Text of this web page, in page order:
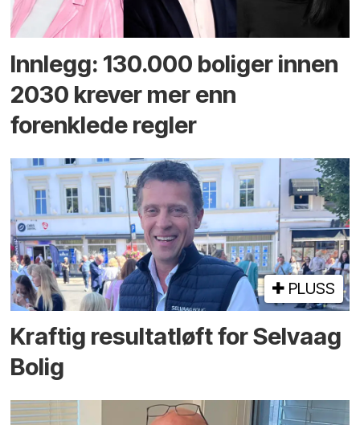
Innlegg: 130.000 boliger innen
2030 krever mer enn
forenklede regler
PLUSS
Kraftig resultatløft for Selvaag
Bolig